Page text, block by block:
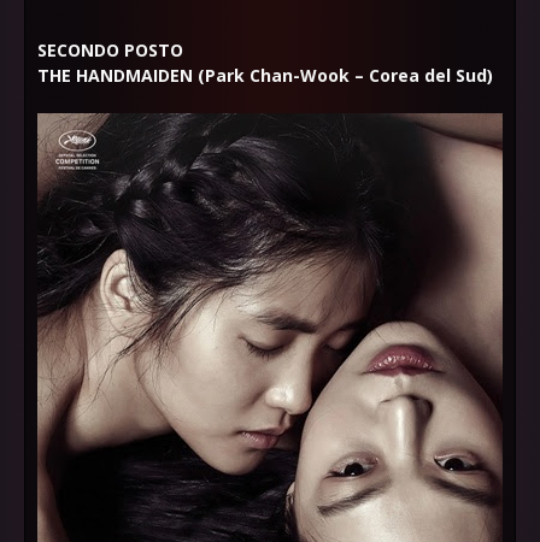
SECONDO POSTO
THE HANDMAIDEN (Park Chan-Wook – Corea del Sud)